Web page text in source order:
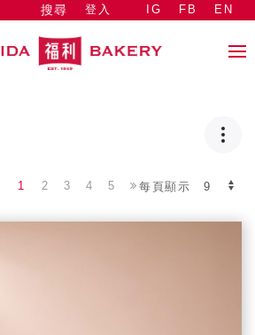
搜尋 登入 IG FB EN
每頁顯示
1 2 3 4 5